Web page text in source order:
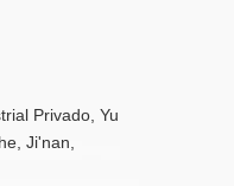
Privado, Yu
Ji'nan,